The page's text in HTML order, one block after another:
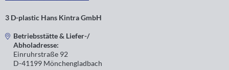
3 D-plastic Hans Kintra GmbH
Betriebsstätte & Liefer-/
Abholadresse:
Einruhrstraße 92
D-41199 Mönchengladbach